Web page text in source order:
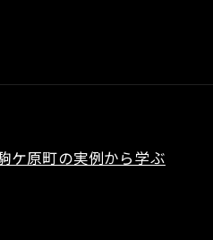
ケ原町の実例から学ぶ